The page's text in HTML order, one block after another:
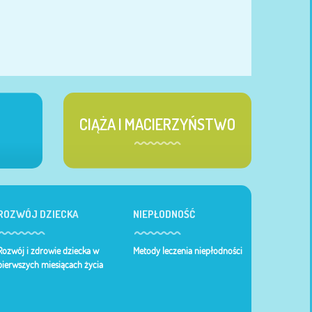
CIĄŻA I MACIERZYŃSTWO
DZIECKA
i zdrowie dziecka w
miesiącach życia
NIEPŁODNOŚĆ
Metody leczenia niepłodności